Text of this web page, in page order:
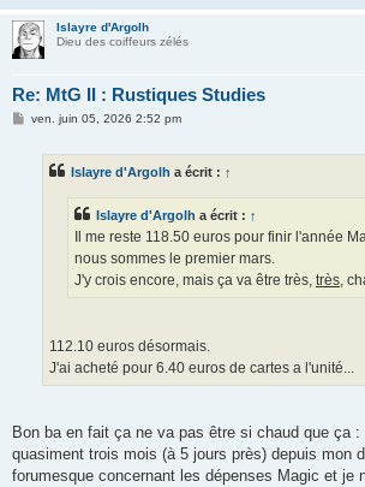
Islayre d'Argolh
Dieu des coiffeurs zélés
Re: MtG II : Rustiques Studies
Mven. juin 05, 2026 2:52 pm
Islayre d'Argolh a écrit : ↑
Islayre d'Argolh a écrit : ↑
Il me reste 118.50 euros pour finir l'année
nous sommes le premier mars.
J'y crois encore, mais ça va être très, très,
112.10 euros désormais.
J'ai acheté pour 6.40 euros de cartes a l'unité...
Bon ba en fait ça ne va pas être si chaud que ça
quasiment trois mois (à 5 jours près) depuis mon
forumesque concernant les dépenses Magic et je